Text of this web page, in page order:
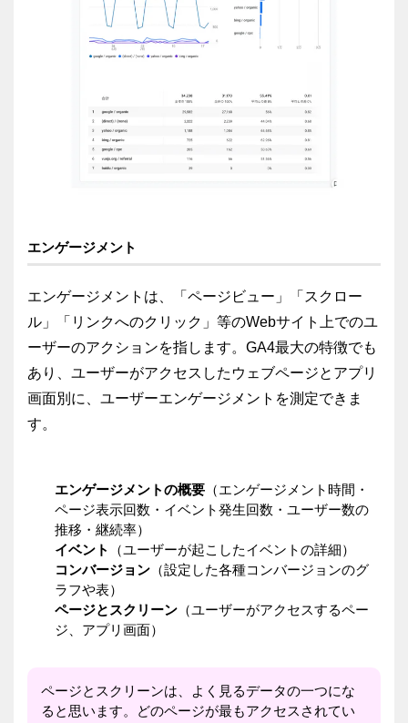
エンゲージメント
エンゲージメントは、「ページビュー」「スクロー
ル」「リンクへのクリック」等のWebサイト上でのユ
ーザーのアクションを指します。GA4最大の特徴でも
あり、ユーザーがアクセスしたウェブページとアプリ
画面別に、ユーザーエンゲージメントを測定できま
す。
エンゲージメントの概要 （エンゲージメント時間・
ページ表示回数・イベント発生回数・ユーザー数の
推移・継続率）
イベント
（ユーザーが起こしたイベントの詳細）
コンバージョン （設定した各種コンバージョンのグ
ラフや表）
ページとスクリーン （ユーザーがアクセスするペー
ジ、アプリ画面）
ページとスクリーンは、よく見るデータの一つにな
ると思います。どのページが最もアクセスされてい